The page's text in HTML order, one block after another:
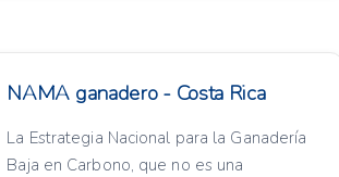
NAMA ganadero - Costa Rica
La Estrategia Nacional para la Ganadería
Baja en Carbono, que no es una